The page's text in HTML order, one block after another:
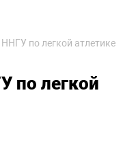
по легкой атлетике
по легкой